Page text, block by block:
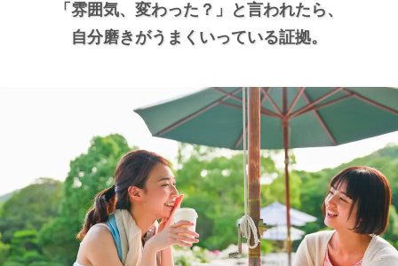
「雰囲気、 変わった？」と言われたら、
自分磨きがうまくいっている証拠。